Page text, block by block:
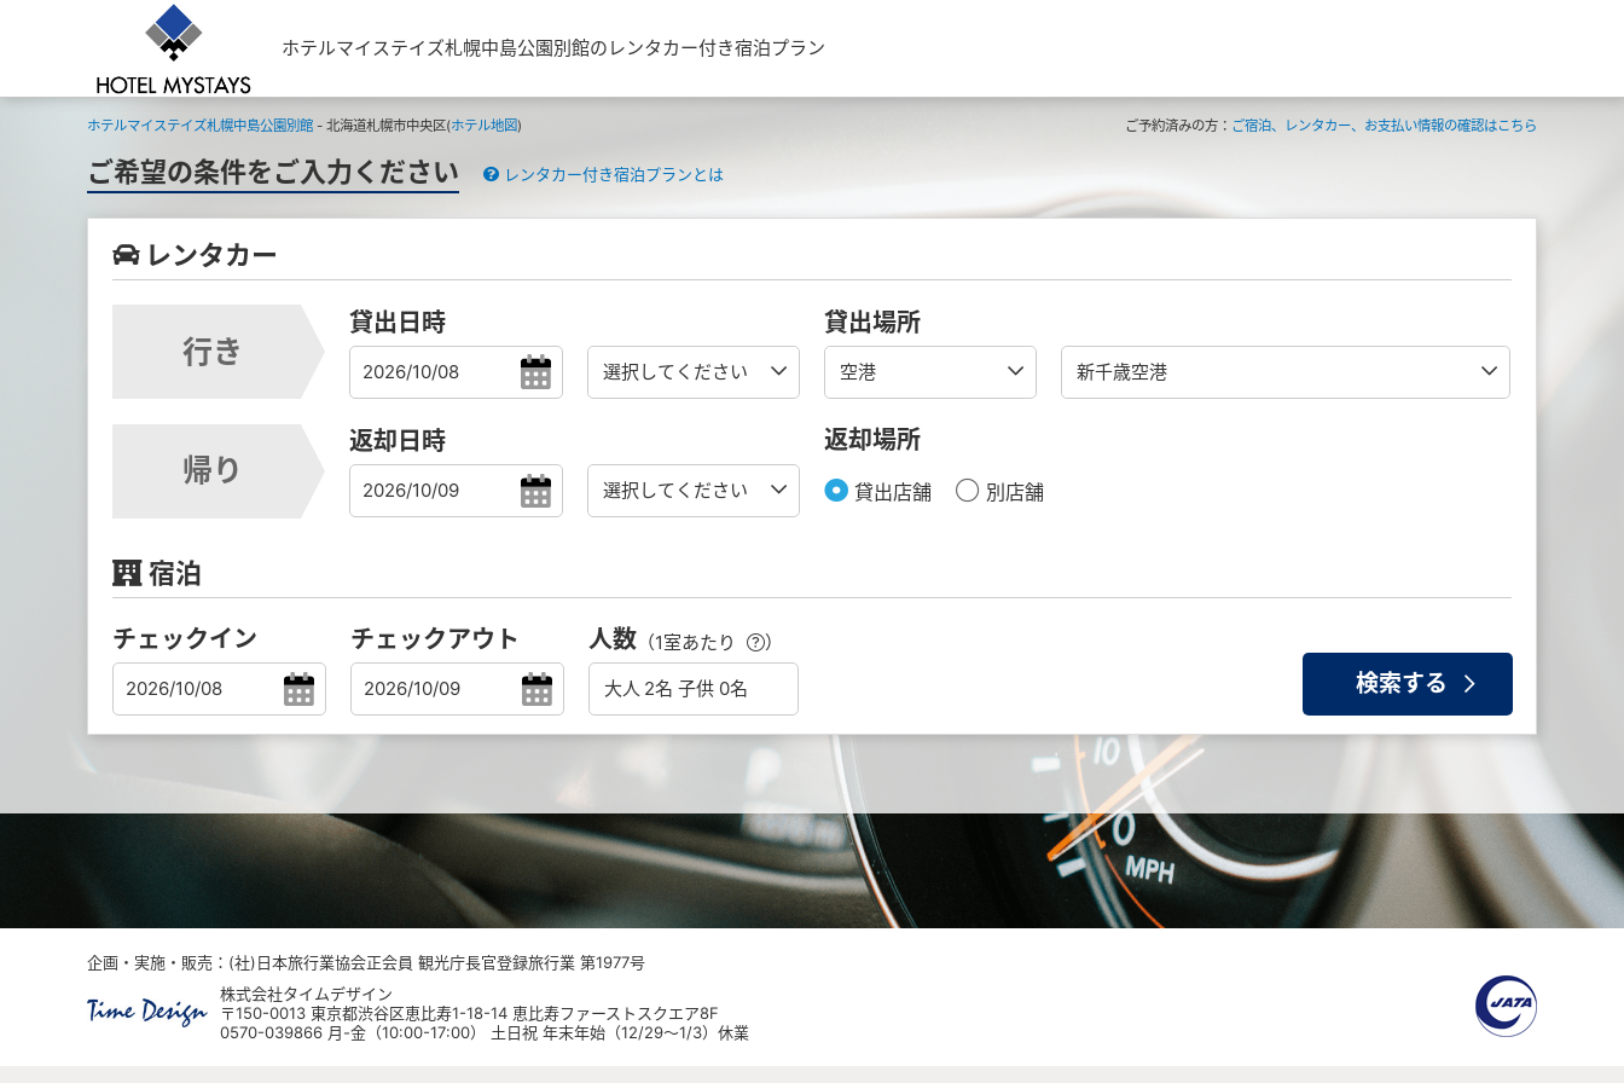
ホテルマイステイズ札幌中島公園別館のレンタカー付き宿泊プラン
ホテルマイステイズ札幌中島公園別館 - 北海道札幌市中央区(ホテル地図) ご予約済みの方： ご宿泊、レンタカー、お支払い情報の確認はこちら
ご希望の条件をご入力ください レンタカー付き宿泊プランとは
レンタカー
行き
貸出日時 貸出場所
帰り
返却日時 返却場所
貸出店舗 別店舗
宿泊
チェックイン チェックアウト 人数 （1室あたり ）
企画・実施・販売：(社)日本旅行業協会正会員 観光庁長官登録旅行業 第1977号
株式会社タイムデザイン
〒150-0013 東京都渋谷区恵比寿1-18-14 恵比寿ファーストスクエア8F
0570-039866 月-金（10:00-17:00） 土日祝 年末年始（12/29～1/3）休業